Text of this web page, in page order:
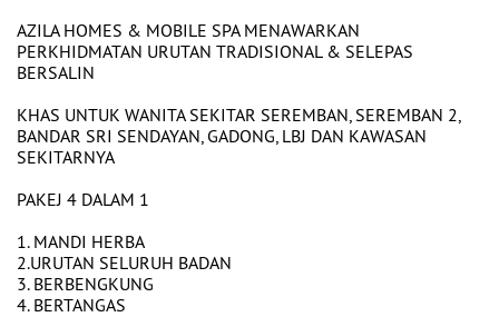
AZILA HOMES & MOBILE SPA MENAWARKAN
PERKHIDMATAN URUTAN TRADISIONAL & SELEPAS
BERSALIN
KHAS UNTUK WANITA SEKITAR SEREMBAN, SEREMBAN 2,
BANDAR SRI SENDAYAN, GADONG, LBJ DAN KAWASAN
SEKITARNYA
PAKEJ 4 DALAM 1
1. MANDI HERBA
2.URUTAN SELURUH BADAN
3. BERBENGKUNG
4. BERTANGAS